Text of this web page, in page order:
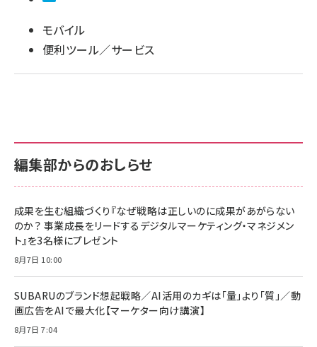
モバイル
便利ツール／サービス
編集部からのおしらせ
成果を生む組織づくり『なぜ戦略は正しいのに成果があがらない
のか？ 事業成長をリードするデジタルマーケティング・マネジメン
ト』を3名様にプレゼント
8月7日 10:00
SUBARUのブランド想起戦略／AI活用のカギは「量」より「質」／動
画広告をAIで最大化【マーケター向け講演】
8月7日 7:04